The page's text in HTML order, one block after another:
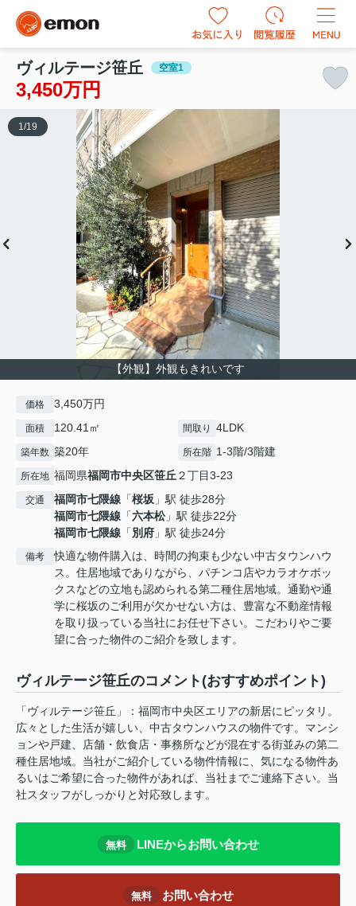
ヴィルテージ笹丘 空室1
3,450万円
【外観】外観もきれいです
1 /19
価格 3,450万円
面積 120.41㎡ 間取り 4LDK
築年数 築20年 所在階 1-3階/3階建
所在地 福岡県福岡市中央区笹丘 ２丁目3-23
交通 福岡市七隈線 「桜坂 」駅 徒歩28分
福岡市七隈線 「六本松」駅 徒歩22分
福岡市七隈線 「別府 」駅 徒歩24分
備考
快適な物件購入は、時間の拘束も少ない中古タウンハウ
ス。住居地域でありながら、パチンコ店やカラオケボッ
クスなどの立地も認められる第二種住居地域。通勤や通
学に桜坂のご利用が欠かせない方は、豊富な不動産情報
を取り扱っている当社にお任せ下さい。こだわりやご要
望に合った物件のご紹介を致します。
ヴィルテージ笹丘のコメント(おすすめポイント)
「ヴィルテージ笹丘」：福岡市中央区エリアの新居にピッタリ。
広々とした生活が嬉しい、中古タウンハウスの物件です。マンシ
ョンや戸建、店舗・飲食店・事務所などが混在する街並みの第二
種住居地域。当社がご紹介している物件情報に、気になる物件あ
るいはご希望に合った物件があれば、当社までご連絡下さい。当
社スタッフがしっかりと対応致します。
無料 LINEからお問い合わせ
無料 お問い合わせ